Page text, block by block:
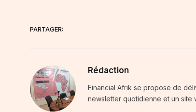
PARTAGER:
Rédaction
Financial Afrik se propose de
newsletter quotidienne et un site